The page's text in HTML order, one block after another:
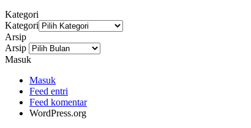
Kategori
Kategori
Arsip
Arsip
Masuk
Masuk
Feed entri
Feed komentar
WordPress.org